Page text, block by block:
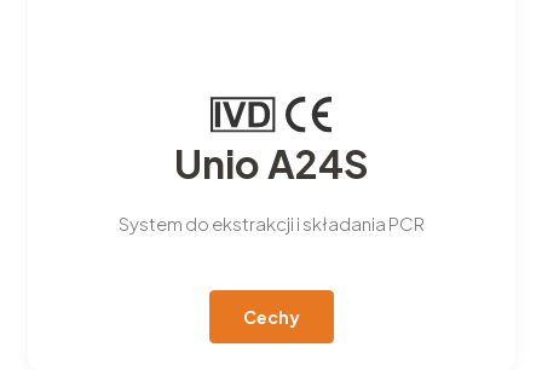
Unio A24S
System do ekstrakcji i składania PCR
Cechy